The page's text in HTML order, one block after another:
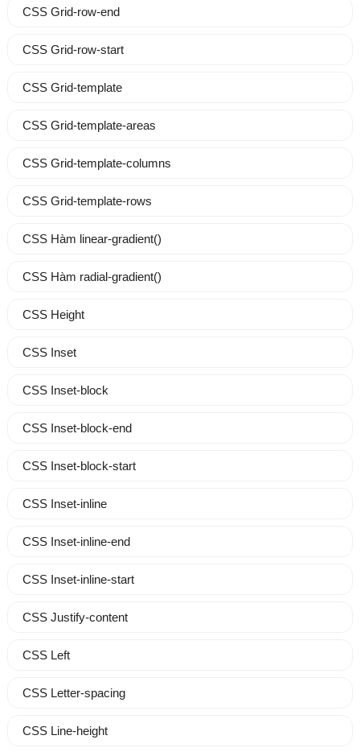
CSS Grid-row-end
CSS Grid-row-start
CSS Grid-template
CSS Grid-template-areas
CSS Grid-template-columns
CSS Grid-template-rows
CSS Hàm linear-gradient()
CSS Hàm radial-gradient()
CSS Height
CSS Inset
CSS Inset-block
CSS Inset-block-end
CSS Inset-block-start
CSS Inset-inline
CSS Inset-inline-end
CSS Inset-inline-start
CSS Justify-content
CSS Left
CSS Letter-spacing
CSS Line-height